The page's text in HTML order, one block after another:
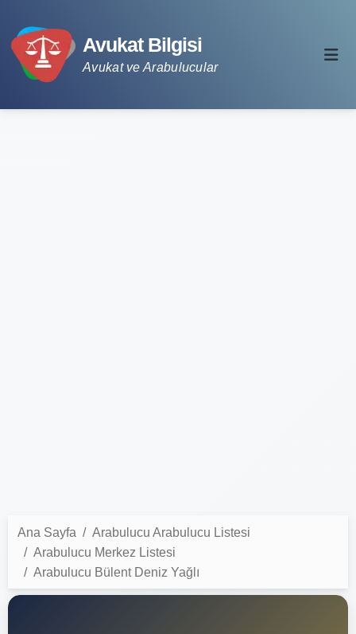
Avukat Bilgisi
Avukat ve Arabulucular
Ana Sayfa
Arabulucu Arabulucu Listesi
Arabulucu Merkez Listesi
Arabulucu Bülent Deniz Yağlı